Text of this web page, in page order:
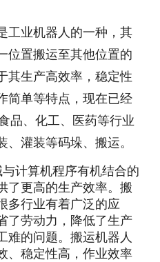
工业机器人的一种，其
位置搬运至其他位置的
其生产高效率，稳定性
简单等特点，现在已经
品、化工、医药等行业
灌装等码垛、搬运。
计算机程序有机结合的
了更高的生产效率。搬
多行业有着广泛的应
了劳动力，降低了生产
难的问题。搬运机器人
、稳定性高，作业效率